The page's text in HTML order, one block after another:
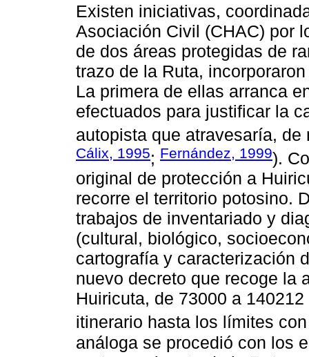
Existen iniciativas,
Asociación Civil (CHAC) por
de dos áreas protegidas de
trazo de la Ruta,
La primera de ellas arranca
efectuados para justificar la
autopista que atravesaría, de
Cálix, 1995; Fernández, 1999).
original de protección a
recorre el territorio potosino.
trabajos de inventariado y
(cultural, biológico,
cartografía y caracterización
nuevo decreto que recoge la
Huiricuta, de 73000 a
itinerario hasta los límites
análoga se procedió con los